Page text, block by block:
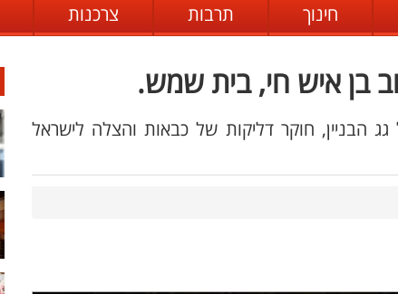
חינוך תרבות צרכנות
בן איש חי, בית שמש.
הבניין, חוקר דליקות של כבאות והצלה לישראל